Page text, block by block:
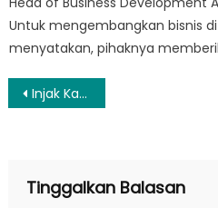
Untuk mengembangkan bisnis
menyatakan, pihaknya
Navigasi
Injak Kaki Wasit 28 Tahun Lalu, Legenda Barcelona Akhirnya Minta Maaf
Tinggalkan Balasan